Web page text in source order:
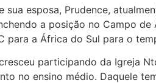
sua esposa, Prudence,
a posição no Campo
para a África do Sul para o
participando da Igreja
no ensino médio. Daquele